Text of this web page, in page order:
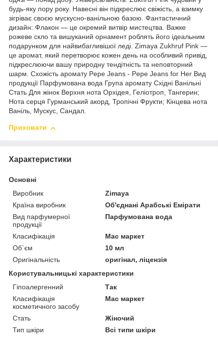
будь-яку пору року. Навесні він підкреслює свіжість, а взимку
зігріває своєю мускусно-ванільною базою. Фантастичний
дизайн: Флакон — це окремий витвір мистецтва. Важке
рожеве скло та вишуканий орнамент роблять його ідеальним
подарунком для найвибагливішої леді. Zimaya Zukhruf Pink —
це аромат, який перетворює кожен день на особливий привід,
підкреслюючи вашу природну тендітність та неповторний
шарм. Схожість аромату Pepe Jeans - Pepe Jeans for Her Вид
продукції Парфумована вода Група аромату Східні Ванільні
Стать Для жінок Верхня нота Орхідея, Геліотроп, Тангерин;
Нота серця Гурманський акорд, Тропічні Фрукти; Кінцева нота
Ваніль, Мускус, Сандал.
Приховати
Характеристики
Основні
Виробник
Zimaya
Країна виробник
Об'єднані Арабські Емірати
Вид парфумерної
продукції
Парфумована вода
Класифікація
Мас маркет
Об`єм
10 мл
Оригінальність
оригінал, ліцензія
Користувальницькі характеристики
Гіпоалергенний
Так
Класифікація
косметичного засобу
Мас маркет
Стать
Жіночий
Тип шкіри
Всі типи шкіри